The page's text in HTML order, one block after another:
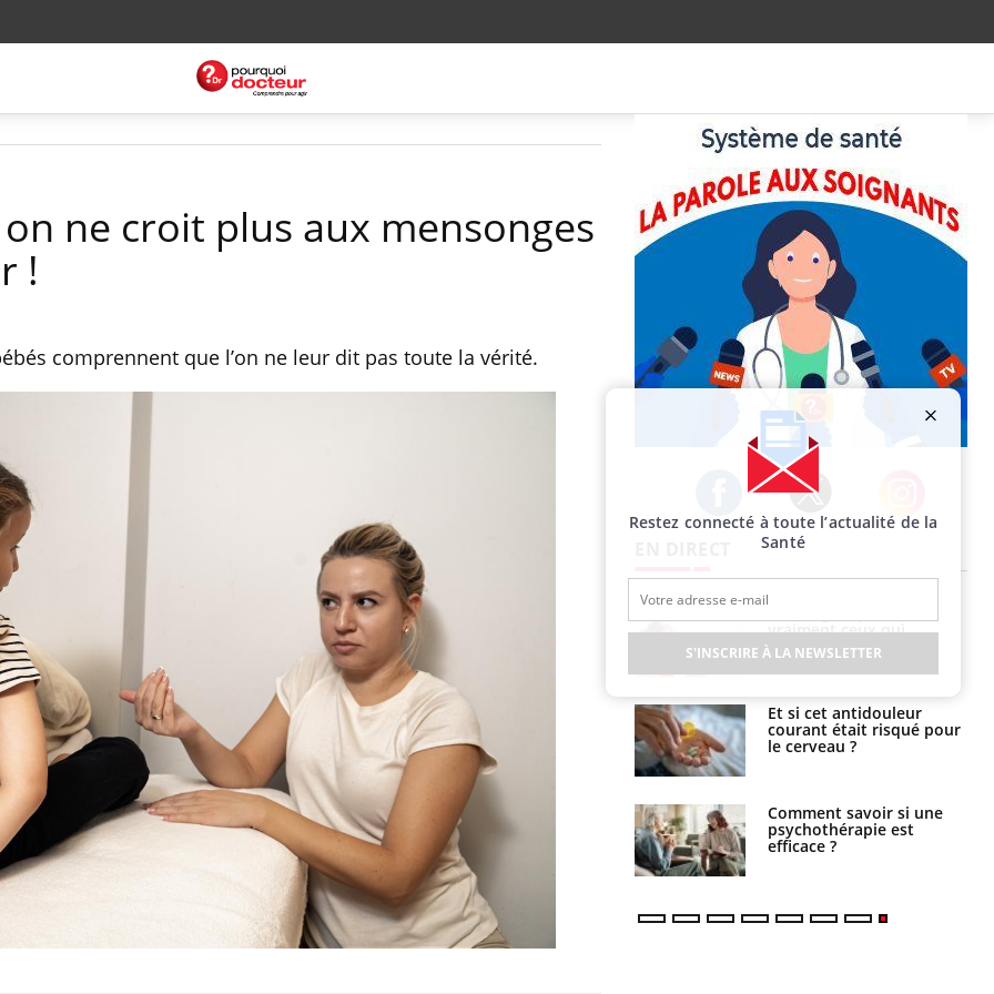
ne croit plus aux mensonges
!
comprennent que l’on ne leur dit pas toute la vérité.
Facebook Twitter Instagram
enfin expliqué
Intolérance au gluten : les
nouvelles
recommandations de la
Insuffisance cardiaque :
comment mieux la
prévenir
Le décalage des horaires
Grossesse : ces polluants
pourraient influencer le
poids des enfants
Autisme : pourquoi le
cerveau reconnaît-il les
visages autrement ?
vraiment ceux qui
cherchent à dorer leur
peau ?
Et si cet antidouleur
courant était risqué pour
le cerveau ?
Comment savoir si une
psychothérapie est
efficace ?
Restez connecté à toute l’actualité de la
Santé
S'INSCRIRE À LA NEWSLETTER